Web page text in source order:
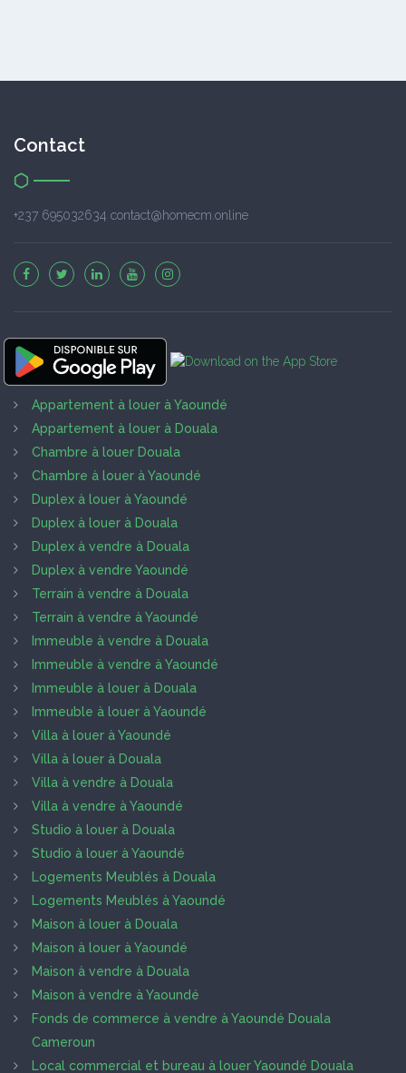
Contact
+237 695032634 contact@homecm.online
Appartement à louer à Yaoundé
Appartement à louer à Douala
Chambre à louer Douala
Chambre à louer à Yaoundé
Duplex à louer à Yaoundé
Duplex à louer à Douala
Duplex à vendre à Douala
Duplex à vendre Yaoundé
Terrain à vendre à Douala
Terrain à vendre à Yaoundé
Immeuble à vendre à Douala
Immeuble à vendre à Yaoundé
Immeuble à louer à Douala
Immeuble à louer à Yaoundé
Villa à louer à Yaoundé
Villa à louer à Douala
Villa à vendre à Douala
Villa à vendre à Yaoundé
Studio à louer à Douala
Studio à louer à Yaoundé
Logements Meublés à Douala
Logements Meublés à Yaoundé
Maison à louer à Douala
Maison à louer à Yaoundé
Maison à vendre à Douala
Maison à vendre à Yaoundé
Fonds de commerce à vendre à Yaoundé Douala
Cameroun
Local commercial et bureau à louer Yaoundé Douala